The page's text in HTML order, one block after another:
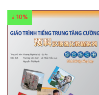
↓ 10%